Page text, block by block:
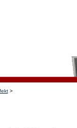
>